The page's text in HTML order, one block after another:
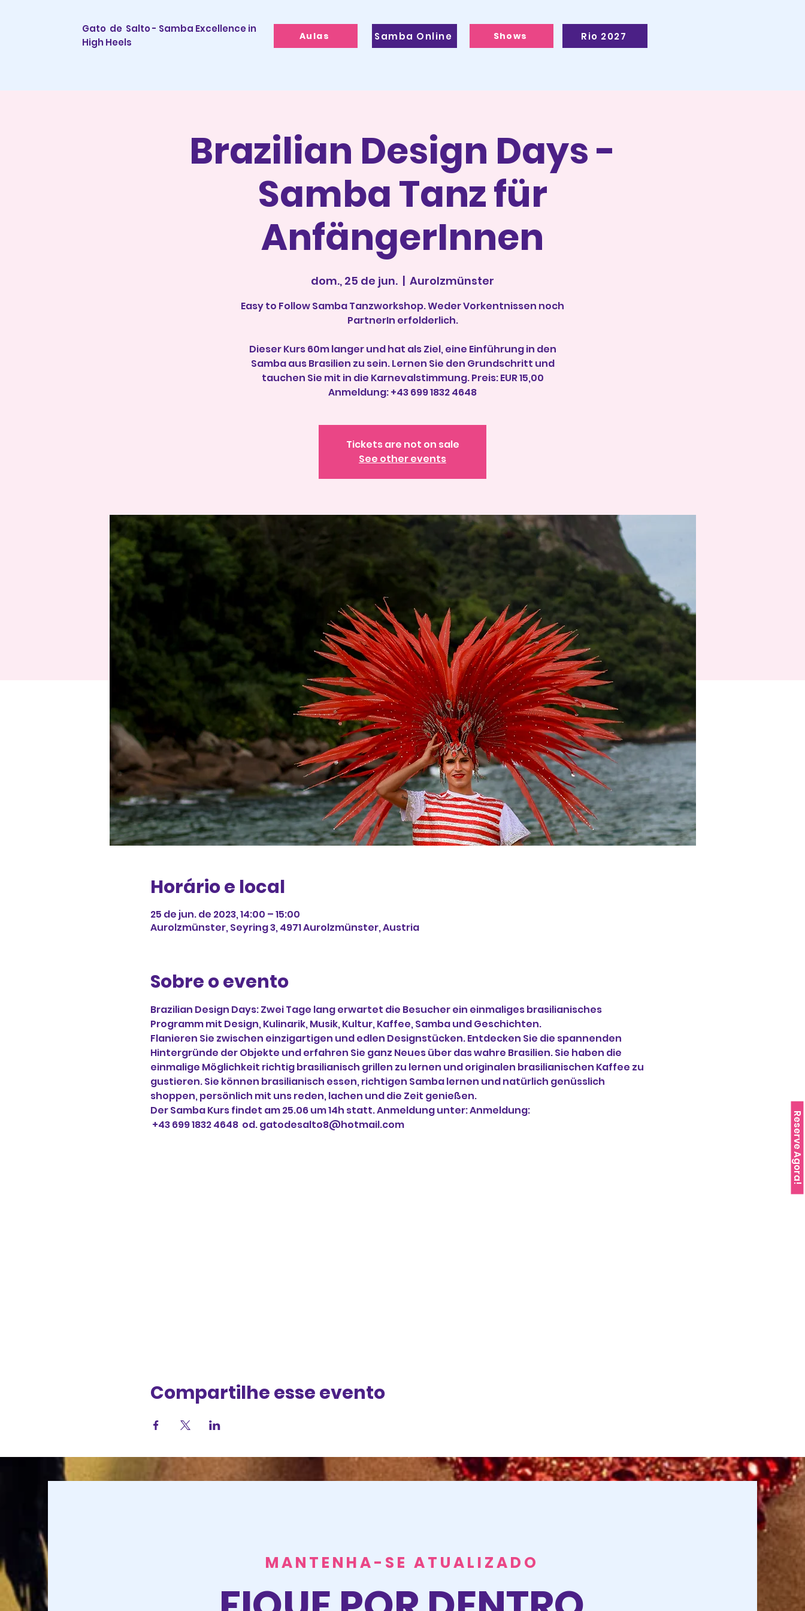
Gato de Salto - Samba Excellence in
High Heels
Aulas Samba Online Shows Rio 2027
Reserve Agora!
Brazilian Design Days -
Samba Tanz für
AnfängerInnen
dom., 25 de jun.
  |
Aurolzmünster
Easy to Follow Samba Tanzworkshop. Weder Vorkentnissen noch
PartnerIn erfolderlich.
Dieser Kurs 60m langer und hat als Ziel, eine Einführung in den
Samba aus Brasilien zu sein. Lernen Sie den Grundschritt und
tauchen Sie mit in die Karnevalstimmung. Preis: EUR 15,00
Anmeldung: +43 699 1832 4648
Tickets are not on sale
See other events
Horário e local
25 de jun. de 2023, 14:00 – 15:00
Aurolzmünster, Seyring 3, 4971 Aurolzmünster, Austria
Sobre o evento
Brazilian Design Days: Zwei Tage lang erwartet die Besucher ein einmaliges brasilianisches
Programm mit Design, Kulinarik, Musik, Kultur, Kaffee, Samba und Geschichten.
Flanieren Sie zwischen einzigartigen und edlen Designstücken. Entdecken Sie die spannenden
Hintergründe der Objekte und erfahren Sie ganz Neues über das wahre Brasilien. Sie haben die
einmalige Möglichkeit richtig brasilianisch grillen zu lernen und originalen brasilianischen Kaffee zu
gustieren. Sie können brasilianisch essen, richtigen Samba lernen und natürlich genüsslich
shoppen, persönlich mit uns reden, lachen und die Zeit genießen.
Der Samba Kurs findet am 25.06 um 14h statt. Anmeldung unter: Anmeldung:
+43 699 1832 4648  od. gatodesalto8@hotmail.com
Compartilhe esse evento
MANTENHA-SE ATUALIZADO